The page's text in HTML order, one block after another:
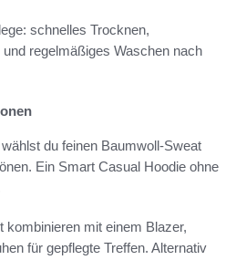
schnelles Trocknen,
regelmäßiges Waschen nach
du feinen Baumwoll-Sweat
Ein Smart Casual Hoodie ohne
kombinieren mit einem Blazer,
für gepflegte Treffen. Alternativ